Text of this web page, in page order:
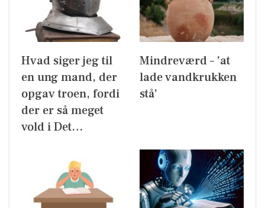
Hvad siger jeg til
en ung mand, der
opgav troen, fordi
der er så meget
vold i Det…
Mindreværd – ’at
lade vandkrukken
stå’